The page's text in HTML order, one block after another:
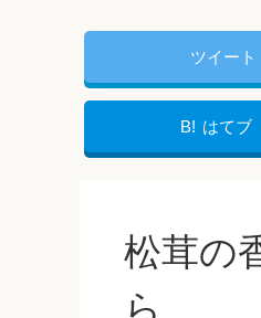
ツイート
B! はてブ
松茸の
ら